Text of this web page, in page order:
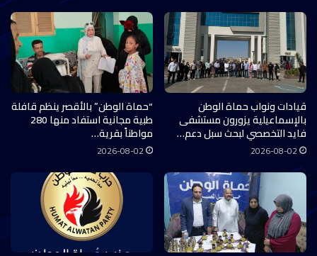
قيادات ونواب حماة الوطن
بالإسماعيلية يزورون مستشفى
فايد التخصصي لبحث سبل دعم…
2026-08-02
“حماة الوطن” بالأقصر ينظم قافلة
طبية مجانية استفاد منها 280
مواطناً بقرية…
2026-08-02